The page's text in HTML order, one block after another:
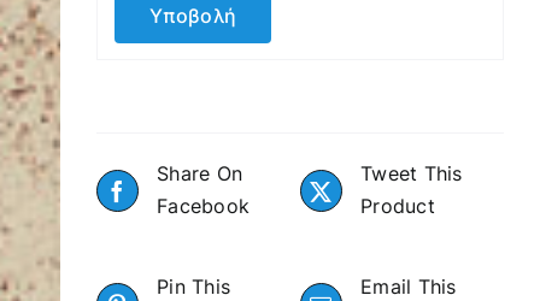
Share On
Facebook
Tweet This
Product
Pin This
Email This